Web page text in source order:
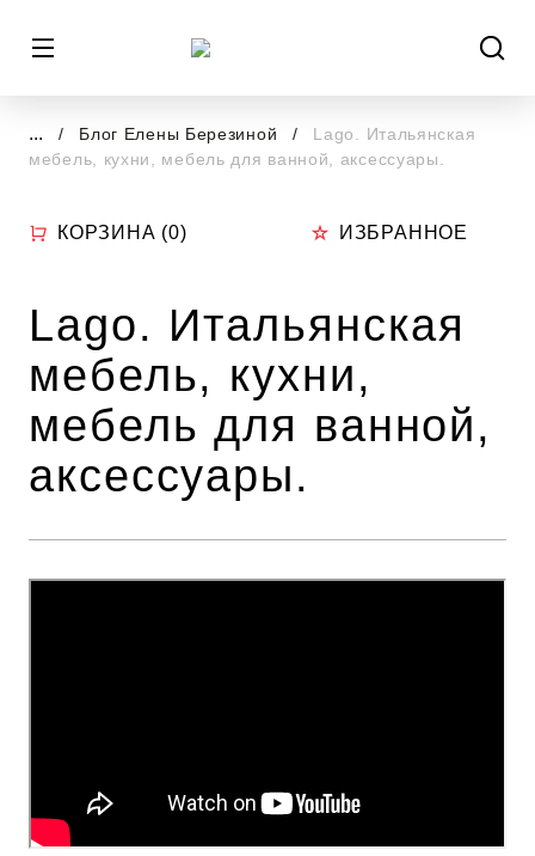
... Блог Елены Березиной
Lago. Итальянская
мебель, кухни, мебель для ванной, аксессуары.
КОРЗИНА (0) ИЗБРАННОЕ
Lago. Итальянская
мебель, кухни,
мебель для ванной,
аксессуары.